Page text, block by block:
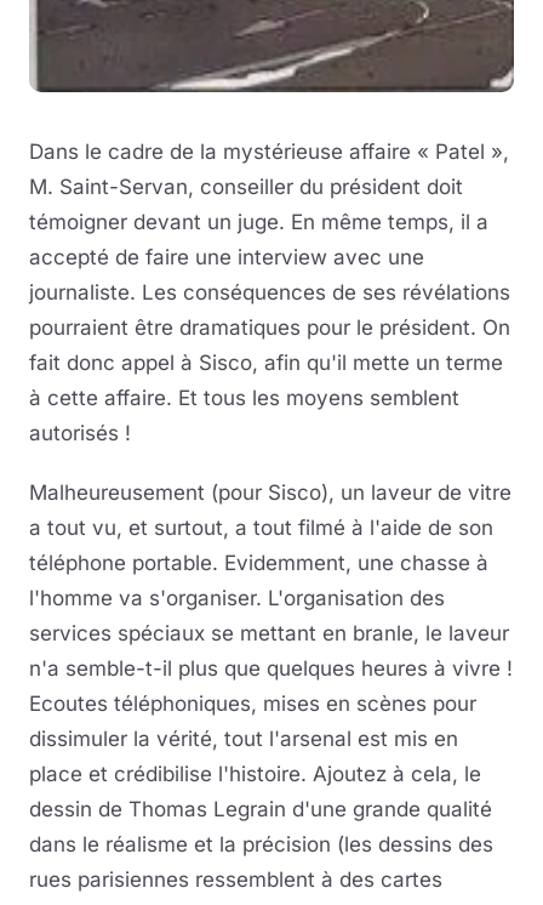
Dans le cadre de la mystérieuse affaire « Patel »,
M. Saint-Servan, conseiller du président doit
témoigner devant un juge. En même temps, il a
accepté de faire une interview avec une
journaliste. Les conséquences de ses révélations
pourraient être dramatiques pour le président. On
fait donc appel à Sisco, afin qu'il mette un terme
à cette affaire. Et tous les moyens semblent
autorisés !
Malheureusement (pour Sisco), un laveur de vitre
a tout vu, et surtout, a tout filmé à l'aide de son
téléphone portable. Evidemment, une chasse à
l'homme va s'organiser. L'organisation des
services spéciaux se mettant en branle, le laveur
n'a semble-t-il plus que quelques heures à vivre !
Ecoutes téléphoniques, mises en scènes pour
dissimuler la vérité, tout l'arsenal est mis en
place et crédibilise l'histoire. Ajoutez à cela, le
dessin de Thomas Legrain d'une grande qualité
dans le réalisme et la précision (les dessins des
rues parisiennes ressemblent à des cartes